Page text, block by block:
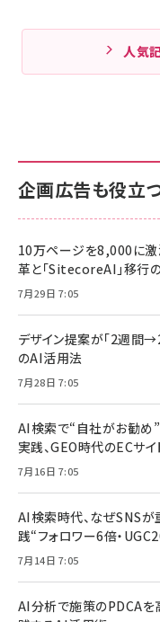
人気
企画広告も役立
10万ページを8,000に激
革と「SitecoreAI」移行
7月29日 7:05
デザイン提案が「2週間
のAI活用法
7月28日 7:05
AI検索で“自社がお勧め
実践、GEO時代のECサイ
7月16日 7:05
AI検索時代、なぜSNSが
践“フォロワー6倍・
7月14日 7:05
AI分析で施策のPDCA